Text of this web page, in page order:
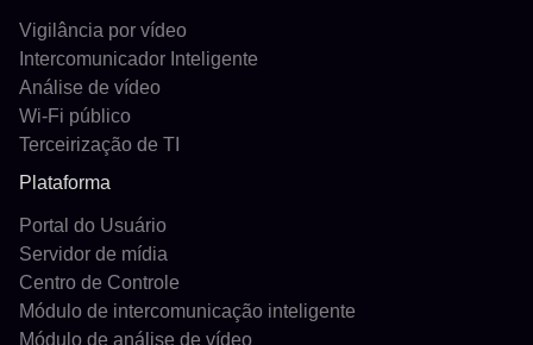
Vigilância por vídeo
Intercomunicador Inteligente
Análise de vídeo
Wi-Fi público
Terceirização de TI
Plataforma
Portal do Usuário
Servidor de mídia
Centro de Controle
Módulo de intercomunicação inteligente
Módulo de análise de vídeo